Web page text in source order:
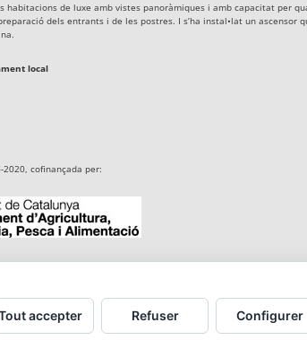
habitacions de luxe amb vistes panoràmiques i amb capacitat per
dels entrants i de les postres. I s’ha instal•lat un ascensor
local
cofinançada per:
accepter Refuser Configurer